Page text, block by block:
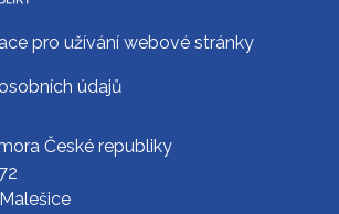
pro užívání webové stránky
údajů
České republiky